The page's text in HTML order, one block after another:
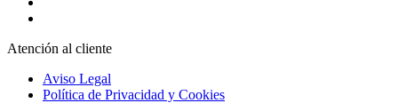
Atención al cliente
Aviso Legal
Política de Privacidad y Cookies